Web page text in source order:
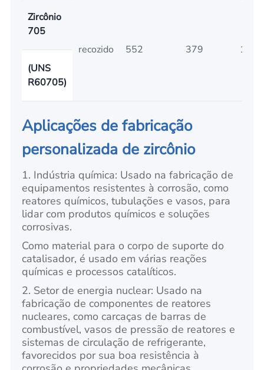
Zircônio
705
recozido
552 379
16
(UNS
R60705)
Aplicações de fabricação
personalizada de zircônio
1. Indústria química: Usado na fabricação de
equipamentos resistentes à corrosão, como
reatores químicos, tubulações e vasos, para
lidar com produtos químicos e soluções
corrosivas.
Como material para o corpo de suporte do
catalisador, é usado em várias reações
químicas e processos catalíticos.
2. Setor de energia nuclear: Usado na
fabricação de componentes de reatores
nucleares, como carcaças de barras de
combustível, vasos de pressão de reatores e
sistemas de circulação de refrigerante,
favorecidos por sua boa resistência à